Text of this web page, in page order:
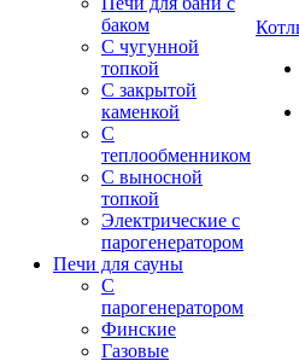
баком
С чугунной
топкой
С закрытой
каменкой
С
теплообменником
С выносной
топкой
Электрические с
парогенератором
Печи для сауны
С
парогенератором
Финские
Газовые